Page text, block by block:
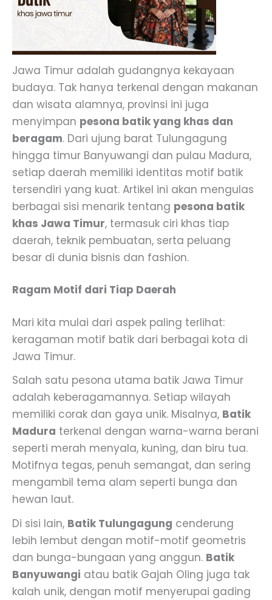
Jawa Timur adalah gudangnya kekayaan
budaya. Tak hanya terkenal dengan makanan
dan wisata alamnya, provinsi ini juga
menyimpan pesona batik yang khas dan
beragam. Dari ujung barat Tulungagung
hingga timur Banyuwangi dan pulau Madura,
setiap daerah memiliki identitas motif batik
tersendiri yang kuat. Artikel ini akan mengulas
berbagai sisi menarik tentang pesona batik
khas Jawa Timur, termasuk ciri khas tiap
daerah, teknik pembuatan, serta peluang
besar di dunia bisnis dan fashion.
Ragam Motif dari Tiap Daerah
Mari kita mulai dari aspek paling terlihat:
keragaman motif batik dari berbagai kota di
Jawa Timur.
Salah satu pesona utama batik Jawa Timur
adalah keberagamannya. Setiap wilayah
memiliki corak dan gaya unik. Misalnya, Batik
Madura terkenal dengan warna-warna berani
seperti merah menyala, kuning, dan biru tua.
Motifnya tegas, penuh semangat, dan sering
mengambil tema alam seperti bunga dan
hewan laut.
Di sisi lain, Batik Tulungagung cenderung
lebih lembut dengan motif-motif geometris
dan bunga-bungaan yang anggun. Batik
Banyuwangi atau batik Gajah Oling juga tak
kalah unik, dengan motif menyerupai gading